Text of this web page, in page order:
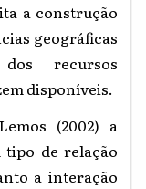
a construção
geográficas
recursos
disponíveis.
(2002) a
de relação
a interação